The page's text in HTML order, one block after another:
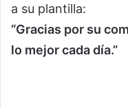
a su plantilla:
“Gracias por su
lo mejor cada día.”